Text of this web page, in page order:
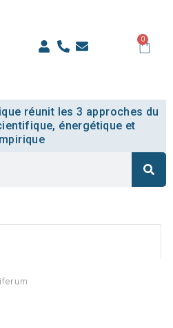
0
réunit les 3 approches du
énergétique et